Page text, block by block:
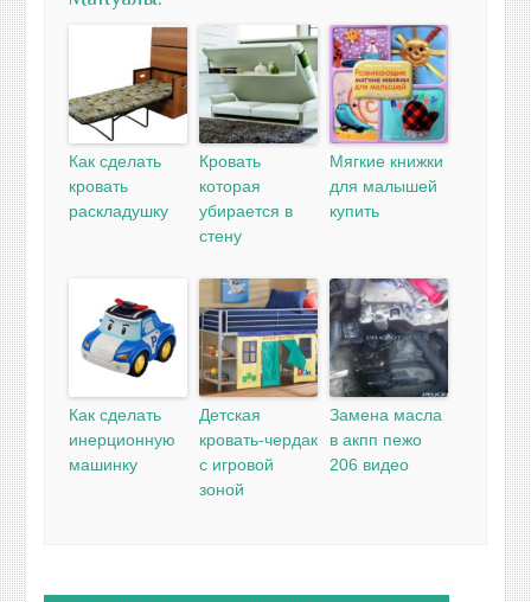
Как сделать
кровать
раскладушку
Кровать
которая
убирается в
стену
Мягкие книжки
для малышей
купить
Как сделать
инерционную
машинку
Детская
кровать-чердак
с игровой
зоной
Замена масла
в акпп пежо
206 видео